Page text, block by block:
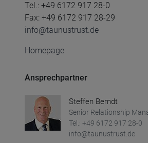
Tel.: +49 6172 917 28-0
Fax: +49 6172 917 28-29
info@taunustrust.de
Homepage
Ansprechpartner
Steffen Berndt
Senior Relationship
Tel.: +49 6172 917 28-0
info@taunustrust.de